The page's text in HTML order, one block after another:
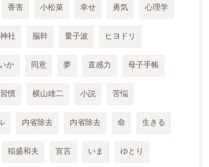
香害 小松菜 幸せ 勇気 心理学
社 脳幹 量子波 ヒヨドリ
か 同意 夢 直感力 母子手帳
習慣 横山雄二 小説 苦悩
内省除去 内省除去 命 生きる
稲盛和夫 宣言 いま ゆとり